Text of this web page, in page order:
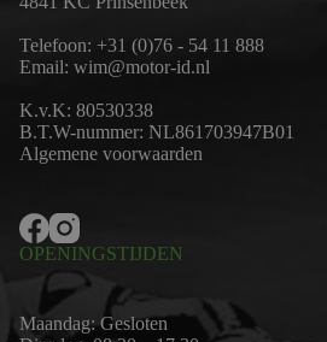
Telefoon: +31 (0)76 - 54 11 888
Email: wim@motor-id.nl
K.v.K: 80530338
B.T.W-nummer: NL861703947B01
Algemene voorwaarden
OPENINGSTIJDEN
Maandag: Gesloten